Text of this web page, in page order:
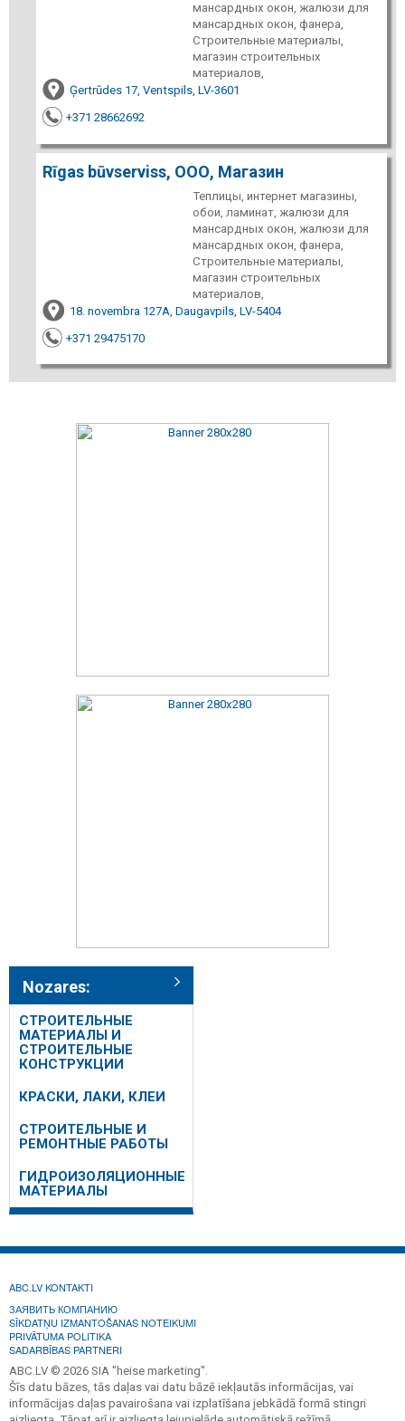
мансардных окон, жалюзи для
мансардных окон, фанера,
Строительные материалы,
магазин строительных
материалов,
Ģertrūdes 17, Ventspils, LV-3601
+371 28662692
Rīgas būvserviss, ООО, Магазин
Теплицы, интернет магазины,
обои, ламинат, жалюзи для
мансардных окон, жалюзи для
мансардных окон, фанера,
Строительные материалы,
магазин строительных
материалов,
18. novembra 127A, Daugavpils, LV-5404
+371 29475170
Nozares:
СТРОИТЕЛЬНЫЕ
МАТЕРИАЛЫ И
СТРОИТЕЛЬНЫЕ
КОНСТРУКЦИИ
КРАСКИ, ЛАКИ, КЛЕИ
СТРОИТЕЛЬНЫЕ И
РЕМОНТНЫЕ РАБОТЫ
ГИДРОИЗОЛЯЦИОННЫЕ
МАТЕРИАЛЫ
ABC.LV KONTAKTI
ЗАЯВИТЬ КОМПАНИЮ
SĪKDATŅU IZMANTOŠANAS NOTEIKUMI
PRIVĀTUMA POLITIKA
SADARBĪBAS PARTNERI
ABC.LV © 2026 SIA "heise marketing".
Šīs datu bāzes, tās daļas vai datu bāzē iekļautās informācijas, vai
informācijas daļas pavairošana vai izplatīšana jebkādā formā stingri